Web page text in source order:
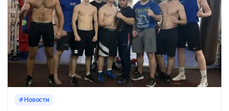
Новости